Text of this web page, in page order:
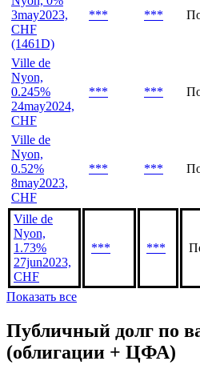
3may2023,
CHF
(1461D)
*** ***
Ville de
Nyon,
0.245%
24may2024,
CHF
*** ***
Ville de
Nyon,
0.52%
8may2023,
CHF
*** ***
Ville de
Nyon,
1.73%
27jun2023,
CHF
*** ***
Показать все
Публичный долг по
(облигации + ЦФА)